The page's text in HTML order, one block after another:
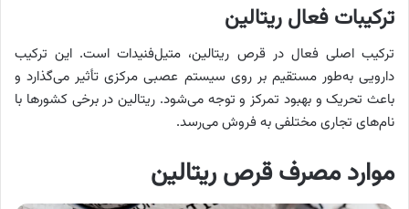
ترکیبات فعال ریتالین
ترکیب اصلی فعال در قرص ریتالین، متیل‌فنیدات است. این ترکیب
دارویی به‌طور مستقیم بر روی سیستم عصبی مرکزی تأثیر می‌گذارد و
باعث تحریک و بهبود تمرکز و توجه می‌شود. ریتالین در برخی کشورها با
نام‌های تجاری مختلفی به فروش می‌رسد.
موارد مصرف قرص ریتالین